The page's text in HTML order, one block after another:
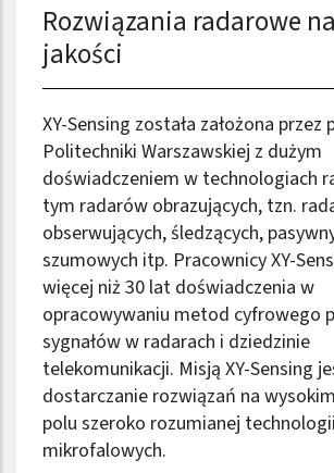
Rozwiązania radarowe
jakości
XY-Sensing została założona
Politechniki Warszawskiej z dużym
doświadczeniem w technologiach
tym radarów obrazujących, tzn.
obserwujących, śledzących,
szumowych itp. Pracownicy XY-
więcej niż 30 lat doświadczenia w
opracowywaniu metod cyfrowego
sygnałów w radarach i dziedzinie
telekomunikacji. Misją XY-Sensing
dostarczanie rozwiązań na
polu szeroko rozumianej
mikrofalowych.